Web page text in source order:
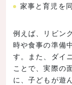
家事と育児を
例えば、リビン
時や食事の準備
す。また、ダイ
ことで、実際の
に、子どもが遊